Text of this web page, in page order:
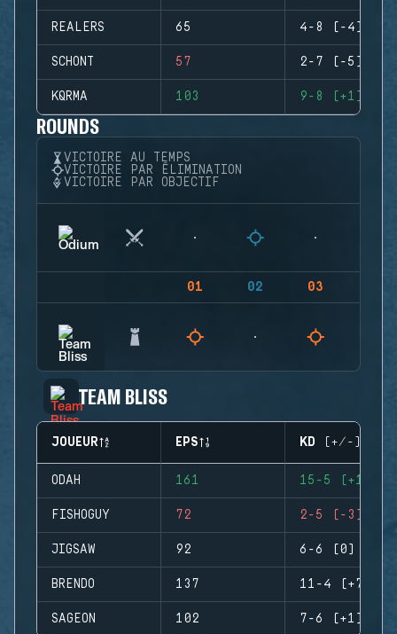
REALERS 65 4-8 (-4)
SCHONT 57 2-7 (-5)
KQRMA 103 9-8 (+1)
ROUNDS
VICTOIRE AU TEMPS
VICTOIRE PAR ÉLIMINATION
VICTOIRE PAR OBJECTIF
01 02 03
TEAM BLISS
JOUEUR EPS KD (+/-)
ODAH 161 15-5 (+10)
FISHOGUY 72 2-5 (-3)
JIGSAW 92 6-6 (0)
BRENDO 137 11-4 (+7)
SAGEON 102 7-6 (+1)